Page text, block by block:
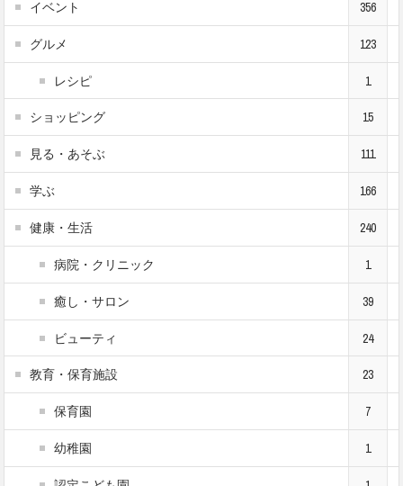
イベント 356
グルメ 123
レシピ 1
ショッピング 15
見る・あそぶ 111
学ぶ 166
健康・生活 240
病院・クリニック 1
癒し・サロン 39
ビューティ 24
教育・保育施設 23
保育園 7
幼稚園 1